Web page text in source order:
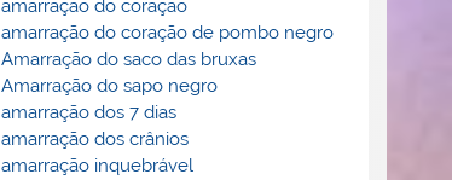
amarração do coração
amarração do coração de pombo negro
Amarração do saco das bruxas
Amarração do sapo negro
amarração dos 7 dias
amarração dos crânios
amarração inquebrável